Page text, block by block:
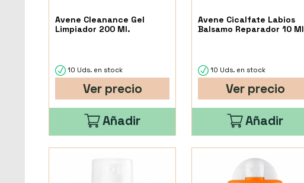
Avene Cleanance Gel
Limpiador 200 Ml.
10 Uds. en stock
Ver precio
Añadir
Avene Cicalfate Labios
Balsamo Reparador 10 Ml
10 Uds. en stock
Ver precio
Añadir